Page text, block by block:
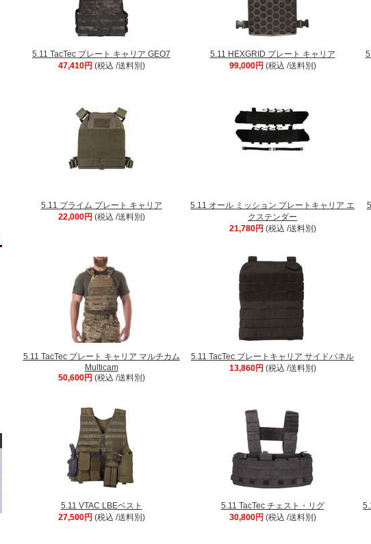
5.11 TacTec プレート キャリア GEO7
47,410円 (税込 /送料別)
5.11 HEXGRID プレート キャリア
99,000円 (税込 /送料別)
5.11 プライム プレート キャリア
22,000円 (税込 /送料別)
5.11 オール ミッション プレートキャリア エ
クステンダー
21,780円 (税込 /送料別)
5.11 TacTec プレート キャリア マルチカム
Multicam
50,600円 (税込 /送料別)
5.11 TacTec プレートキャリア サイドパネル
13,860円 (税込 /送料別)
5.11 VTAC LBEベスト
27,500円 (税込 /送料別)
5.11 TacTec チェスト・リグ
30,800円 (税込 /送料別)